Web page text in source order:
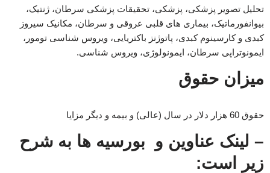
تحلیل تصویر پزشکی، پزشکی، تحقیقات پزشکی سرطان، ژنتیک،
بیوانفورماتیک، بیماری های قلبی عروقی و سرطان، مکانیک سیروز
کبدی و کارسینوم کبدی، پاتوژنز باکتریایی، ویروس شناسی تومور،
ایمونوتراپی سرطان، ایمونولوژی، ویروس شناسی.
میزان حقوق
حقوق 60 هزار دلار در سال (عالی) و بیمه و دیگر مزایا
– لینک عناوین و بورسیه ها به شرح
زیر است: